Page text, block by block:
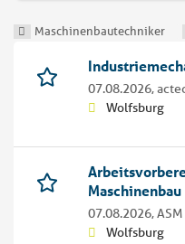
Maschinenbautechniker
07.08.2026,
Wolfsburg
07.08.2026,
Wolfsburg